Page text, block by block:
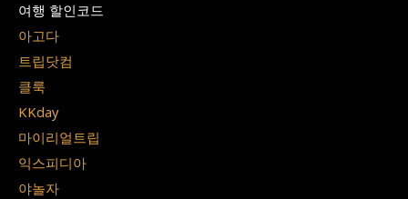
여행 할인코드
아고다
트립닷컴
클룩
KKday
마이리얼트립
익스피디아
야놀자